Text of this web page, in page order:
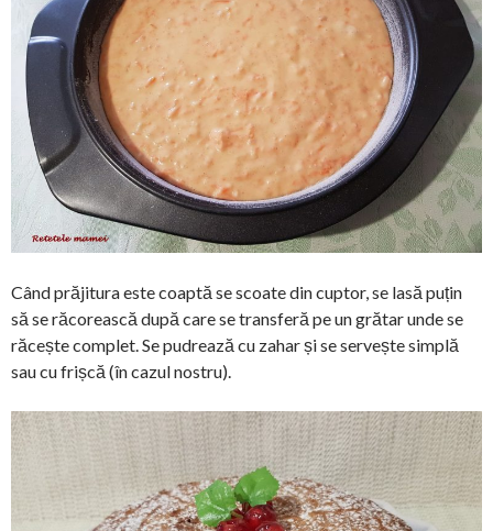
Când prăjitura este coaptă se scoate din cuptor, se lasă puțin
să se răcorească după care se transferă pe un grătar unde se
răcește complet. Se pudrează cu zahar și se servește simplă
sau cu frișcă (în cazul nostru).